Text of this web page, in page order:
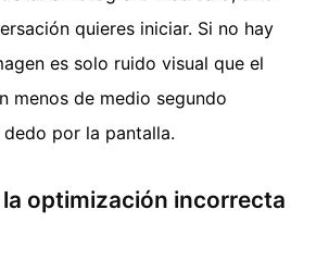
quieres iniciar. Si no hay
es solo ruido visual que el
menos de medio segundo
por la pantalla.
la optimización incorrecta